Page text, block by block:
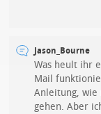
Jason_Bourne
Was heult ihr
Mail
Anleitung, wie
gehen. Aber